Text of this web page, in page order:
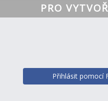
PRO
Přihlásit pomocí